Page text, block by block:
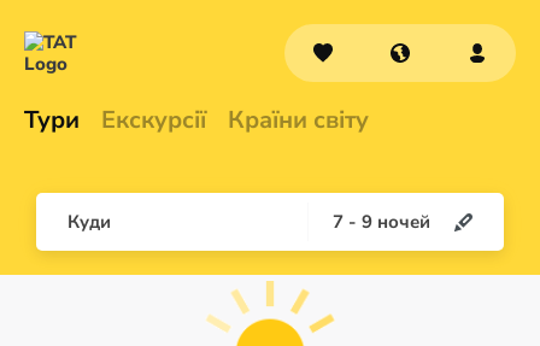
Тури Екскурсії Країни світу
Куди 7 - 9 ночей